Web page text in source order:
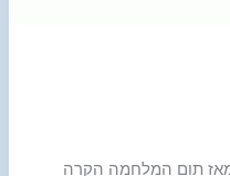
מאז תום המלחמה הקרה